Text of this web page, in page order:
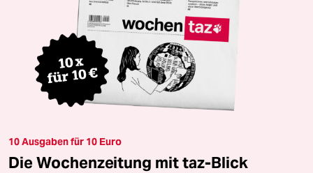
10 Ausgaben für 10 Euro
Die Wochenzeitung mit taz-Blick